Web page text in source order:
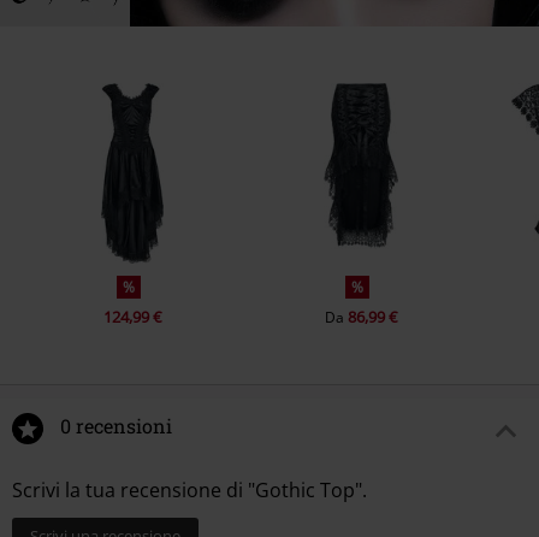
%
124,99 €
%
Da 86,99 €
0 recensioni
Scrivi la tua recensione di "Gothic Top".